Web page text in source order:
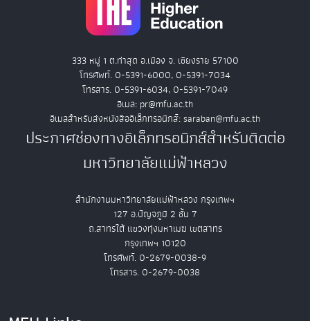
333 หมู่ 1 ต.ท่าสุด อ.เมือง จ. เชียงราย 57100
โทรศัพท์. 0-5391-6000, 0-5391-7034
โทรสาร. 0-5391-6034, 0-5391-7049
อีเมล: pr@mfu.ac.th
อีเมลสำหรับส่งหนังสืออิเล็กทรอนิกส์: saraban@mfu.ac.th
ประกาศช่องทางอิเล็กทรอนิกส์สำหรับติดต่อ
มหาวิทยาลัยแม่ฟ้าหลวง
สำนักงานมหาวิทยาลัยแม่ฟ้าหลวง กรุงเทพฯ
127 อ.ปัญจภูมิ 2 ชั้น 7
ถ.สาทรใต้ แขวงทุ่งมหาเมฆ เขตสาทร
กรุงเทพฯ 10120
โทรศัพท์. 0-2679-0038-9
โทรสาร. 0-2679-0038